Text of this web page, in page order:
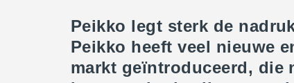
Peikko legt sterk de
Peikko heeft veel nieuwe
markt geïntroduceerd, die